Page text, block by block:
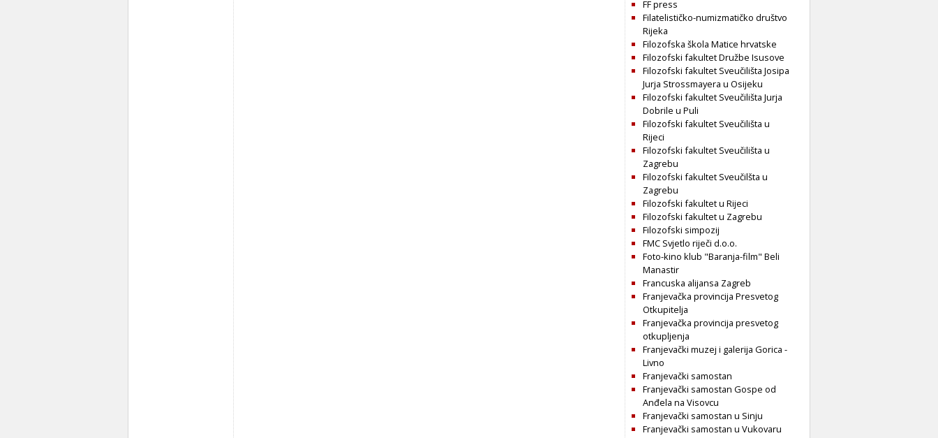
FF press
Filatelističko-numizmatičko društvo
Rijeka
Filozofska škola Matice hrvatske
Filozofski fakultet Družbe Isusove
Filozofski fakultet Sveučilišta Josipa
Jurja Strossmayera u Osijeku
Filozofski fakultet Sveučilišta Jurja
Dobrile u Puli
Filozofski fakultet Sveučilišta u
Rijeci
Filozofski fakultet Sveučilišta u
Zagrebu
Filozofski fakultet Sveučilšta u
Zagrebu
Filozofski fakultet u Rijeci
Filozofski fakultet u Zagrebu
Filozofski simpozij
FMC Svjetlo riječi d.o.o.
Foto-kino klub "Baranja-film" Beli
Manastir
Francuska alijansa Zagreb
Franjevačka provincija Presvetog
Otkupitelja
Franjevačka provincija presvetog
otkupljenja
Franjevački muzej i galerija Gorica -
Livno
Franjevački samostan
Franjevački samostan Gospe od
Anđela na Visovcu
Franjevački samostan u Sinju
Franjevački samostan u Vukovaru